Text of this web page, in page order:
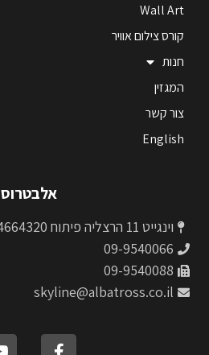
Wall Art
קורס צילום אוויר
חנות
המגזין
צור קשר
English
אלבטרוס
וינגייט 11 הרצליה פיתוח 4664320
09-9540066
09-9540088
skyline@albatross.co.il